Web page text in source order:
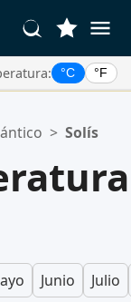
°C °F
> Solís
Junio Julio